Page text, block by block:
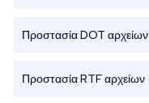
Προστασία DOT αρχείων
Προστασία RTF αρχείων